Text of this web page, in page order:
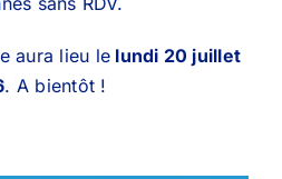
aura lieu le lundi 20 juillet
. A bientôt !